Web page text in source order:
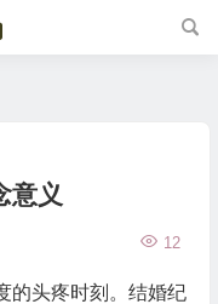
意义
12
的头疼时刻。结婚纪